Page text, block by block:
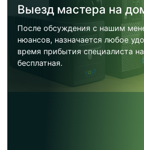
Выезд мастера на
После обсуждения с нашим
нюансов, назначается любое
время прибытия специалиста
бесплатная.